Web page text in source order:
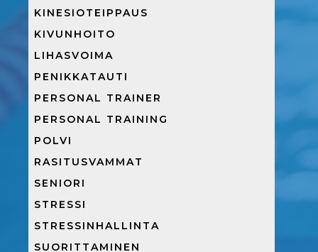
KINESIOTEIPPAUS
KIVUNHOITO
LIHASVOIMA
PENIKKATAUTI
PERSONAL TRAINER
PERSONAL TRAINING
POLVI
RASITUSVAMMAT
SENIORI
STRESSI
STRESSINHALLINTA
SUORITTAMINEN